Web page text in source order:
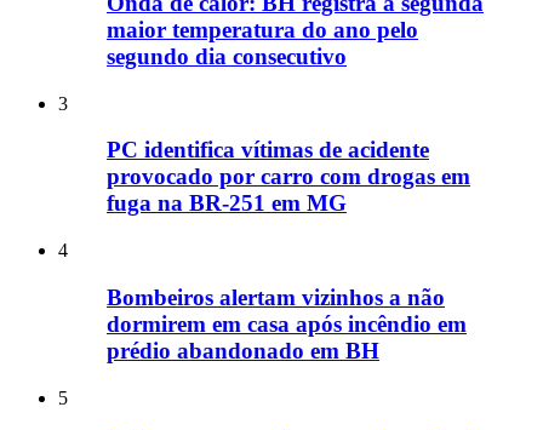
maior temperatura do ano pelo
segundo dia consecutivo
3
PC identifica vítimas de acidente
provocado por carro com drogas em
fuga na BR-251 em MG
4
Bombeiros alertam vizinhos a não
dormirem em casa após incêndio em
prédio abandonado em BH
5